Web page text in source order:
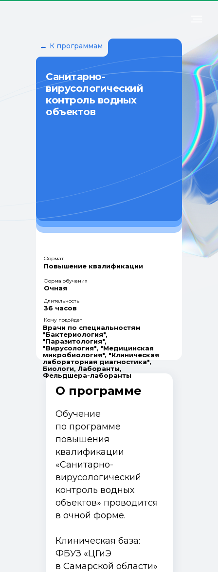
Форма обучения
Очная
Длительность
36 часов
Врачи по специальностям
"Бактериология",
"Паразитология",
"Вирусология", "Медицинская
микробиология", "Клиническая
лабораторная диагностика",
Биологи, Лаборанты,
Фельдшера-лаборанты
Кому подойдет
Повышение квалификации
Формат
← К программам
Санитарно-
вирусологический
контроль водных
объектов
О программе
Обучение
по программе
повышения
квалификации
«Санитарно-
вирусологический
контроль водных
объектов» проводится
в очной форме.
Клиническая база:
ФБУЗ «ЦГиЭ
в Самарской области»